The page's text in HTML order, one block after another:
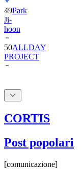
49Park
Ji-
hoon
50ALLDAY
PROJECT
CORTIS
Post popolari
[comunicazione]